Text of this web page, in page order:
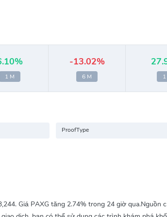
1 M
-13.02%
6 M
ProofType
. Giá PAXG tăng 2.74% trong 24 giờ qua.Nguồn